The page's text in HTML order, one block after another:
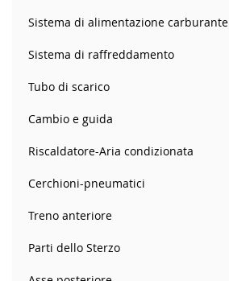
Sistema di alimentazione carburante
Sistema di raffreddamento
Tubo di scarico
Cambio e guida
Riscaldatore-Aria condizionata
Cerchioni-pneumatici
Treno anteriore
Parti dello Sterzo